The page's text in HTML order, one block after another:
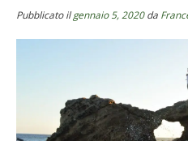
Chi Siamo
Partner
Italiano
German
vivere e viaggiare verde
Pubblicato ilgennaio 5, 2020da